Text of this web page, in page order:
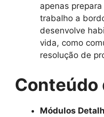
apenas
trabalho a
desenvolve
vida, como
resolução de
Conteúdo
Módulos